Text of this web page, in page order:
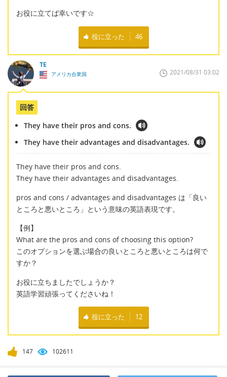
お役に立てば幸いです☆
役に立った 46
TE
アメリカ合衆国 2021/08/31 03:02
回答
They have their pros and cons.
They have their advantages and disadvantages.
They have their pros and cons.
They have their advantages and disadvantages.
pros and cons / advantages and disadvantages は「良い
ところと悪いところ」という意味の英語表現です。
【例】
What are the pros and cons of choosing this option?
このオプションを選ぶ場合の良いところと悪いところは何で
すか？
お役に立ちましたでしょうか？
英語学習頑張ってくださいね！
役に立った 12
147 102611